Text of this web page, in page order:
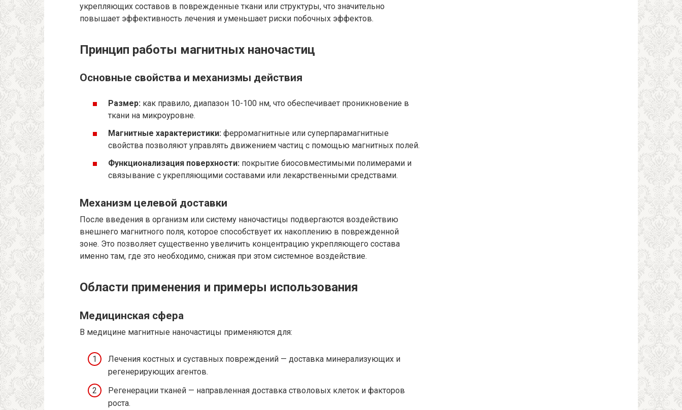
укрепляющих составов в поврежденные ткани или структуры, что значительно
повышает эффективность лечения и уменьшает риски побочных эффектов.
Принцип работы магнитных наночастиц
Основные свойства и механизмы действия
Размер: как правило, диапазон 10-100 нм, что обеспечивает проникновение в
ткани на микроуровне.
Магнитные характеристики: ферромагнитные или суперпарамагнитные
свойства позволяют управлять движением частиц с помощью магнитных полей.
Функционализация поверхности: покрытие биосовместимыми полимерами и
связывание с укрепляющими составами или лекарственными средствами.
Механизм целевой доставки
После введения в организм или систему наночастицы подвергаются воздействию
внешнего магнитного поля, которое способствует их накоплению в поврежденной
зоне. Это позволяет существенно увеличить концентрацию укрепляющего состава
именно там, где это необходимо, снижая при этом системное воздействие.
Области применения и примеры использования
Медицинская сфера
В медицине магнитные наночастицы применяются для:
Лечения костных и суставных повреждений — доставка минерализующих и
регенерирующих агентов.
Регенерации тканей — направленная доставка стволовых клеток и факторов
роста.